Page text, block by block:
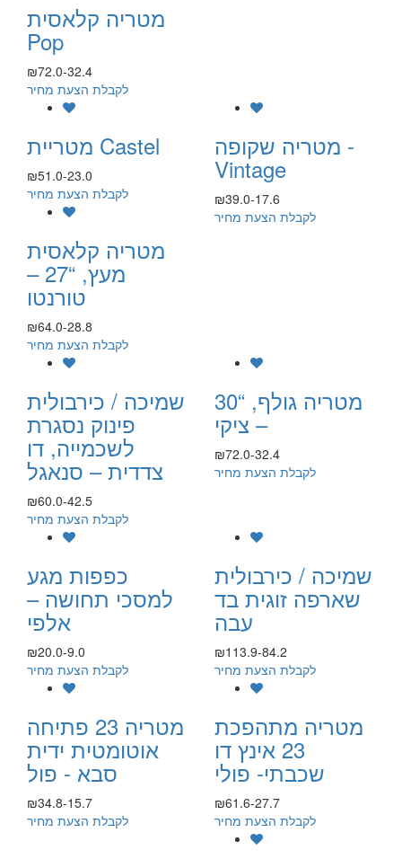
מטריה קלאסית
Pop
₪72.0-32.4
לקבלת הצעת מחיר
מטריה שקופה -
Vintage
₪39.0-17.6
לקבלת הצעת מחיר
מטריית Castel
₪51.0-23.0
לקבלת הצעת מחיר
מטריה קלאסית
מעץ, “27 –
טורנטו
₪64.0-28.8
לקבלת הצעת מחיר
מטריה גולף, “30
– ציקי
₪72.0-32.4
לקבלת הצעת מחיר
שמיכה / כירבולית
פינוק נסגרת
לשכמייה, דו
צדדית – סנאגל
₪60.0-42.5
לקבלת הצעת מחיר
שמיכה / כירבולית
שארפה זוגית בד
עבה
₪113.9-84.2
לקבלת הצעת מחיר
כפפות מגע
למסכי תחושה –
אלפי
₪20.0-9.0
לקבלת הצעת מחיר
מטריה מתהפכת
23 אינץ דו
שכבתי- פולי
₪61.6-27.7
לקבלת הצעת מחיר
מטריה 23 פתיחה
אוטומטית ידית
סבא - פול
₪34.8-15.7
לקבלת הצעת מחיר